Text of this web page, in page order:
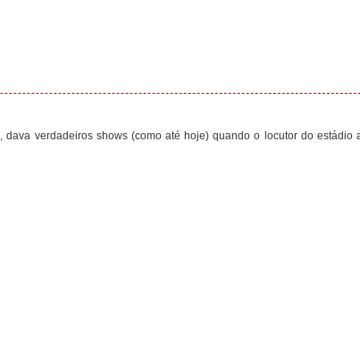
verdadeiros shows (como até hoje) quando o locutor do estádio